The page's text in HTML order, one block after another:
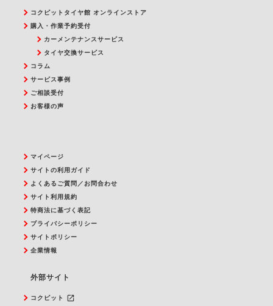
コクピットタイヤ館 オンラインストア
購入・作業予約受付
カーメンテナンスサービス
タイヤ交換サービス
コラム
サービス事例
ご相談受付
お客様の声
マイページ
サイトの利用ガイド
よくあるご質問／お問合わせ
サイト利用規約
特商法に基づく表記
プライバシーポリシー
サイトポリシー
企業情報
外部サイト
コクピット launch